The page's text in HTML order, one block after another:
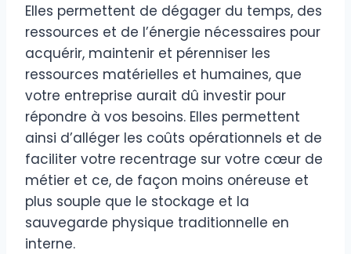
Elles permettent de dégager du temps, des
ressources et de l’énergie nécessaires pour
acquérir, maintenir et pérenniser les
ressources matérielles et humaines, que
votre entreprise aurait dû investir pour
répondre à vos besoins. Elles permettent
ainsi d’alléger les coûts opérationnels et de
faciliter votre recentrage sur votre cœur de
métier et ce, de façon moins onéreuse et
plus souple que le stockage et la
sauvegarde physique traditionnelle en
interne.